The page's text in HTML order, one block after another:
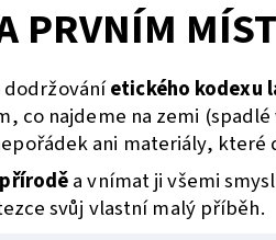
PRVNÍM
dodržováníetického kodexu
co najdeme na zemi
ani materiály, které
a vnímat ji všemi
svůj vlastní malý příběh.